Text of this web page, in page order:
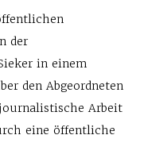
der
in einem
den Abgeordneten
Arbeit
eine öffentliche